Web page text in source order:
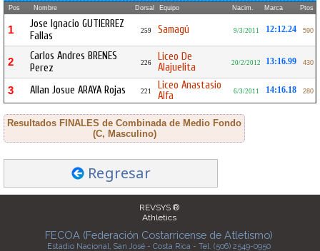
Pos Nombre Dorsal Equipo Nacim. Marca Ptos
1
Jose Ignacio GUTIERREZ
Fallas
259 Samagú 9/3/2011 12:12.24 590
2
Carlos Andres BRENES
Perez
226
Liceo De
Alajuelita
20/2/2012 13:16.99 430
3 Allan Josue ARAYA Rojas 221
Liceo Anastasio
Alfa
6/3/2011 14:16.18 280
Resultados FINALES de Combinada de Medio Fondo
(C, Masculino)
Regresar
REVSYS ®
Athletics
FECOA (Federación Costarricense de Atletismo)
Estadio Nacional, San José - Costa Rica - Tel. (506) 2549-0950